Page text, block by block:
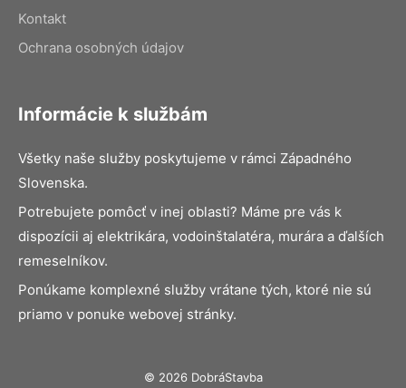
Kontakt
Ochrana osobných údajov
Informácie k službám
Všetky naše služby poskytujeme v rámci Západného
Slovenska.
Potrebujete pomôcť v inej oblasti? Máme pre vás k
dispozícii aj elektrikára, vodoinštalatéra, murára a ďalších
remeselníkov.
Ponúkame komplexné služby vrátane tých, ktoré nie sú
priamo v ponuke webovej stránky.
© 2026 DobráStavba